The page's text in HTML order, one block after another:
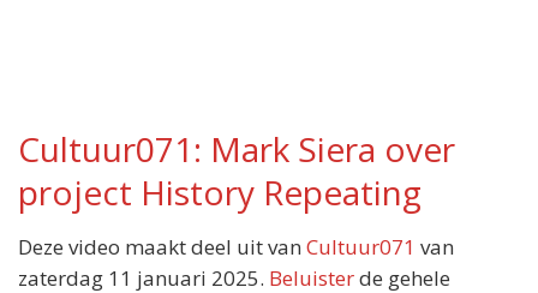
Cultuur071: Mark Siera over
project History Repeating
Deze video maakt deel uit van Cultuur071 van
zaterdag 11 januari 2025. Beluisterde gehele